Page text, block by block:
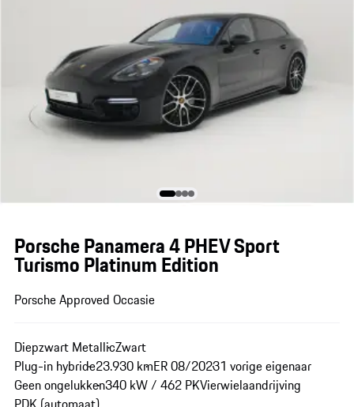
Porsche Panamera 4 PHEV Sport
Turismo Platinum Edition
Porsche Approved Occasie
Diepzwart MetallicZwart
Plug-in hybride23.930 kmER 08/20231 vorige eigenaar
Geen ongelukken340 kW / 462 PKVierwielaandrijving